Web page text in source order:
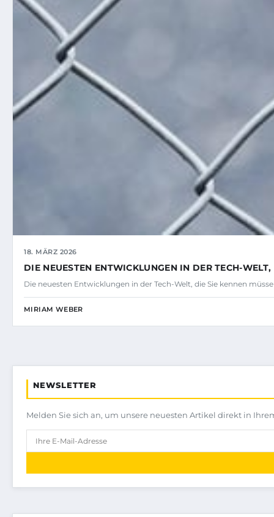
18. MÄRZ 2026
DIE NEUESTEN ENTWICKLUNGEN IN DER TECH-
Die neuesten Entwicklungen in der Tech-Welt, die Sie kennen
MIRIAM WEBER
NEWSLETTER
Melden Sie sich an, um unsere neuesten Artikel direkt in